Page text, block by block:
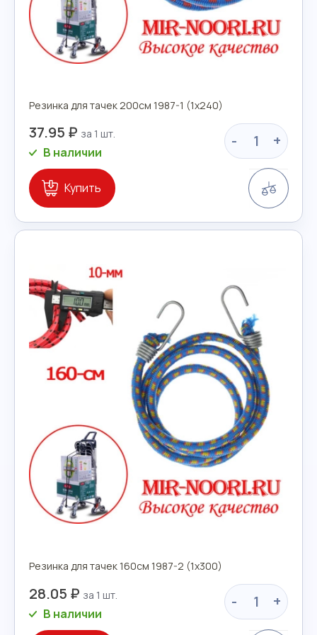
Резинка для тачек 200см 1987-1 (1х240)
37.95 ₽ - +
В наличии
Купить
Резинка для тачек 160см 1987-2 (1х300)
28.05 ₽ - +
В наличии